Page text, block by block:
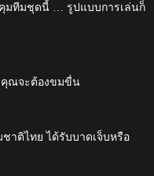
มทีมชุดนี้ … รูปแบบการเล่นก็
ณจะต้องขมขื่น
าติไทย ได้รับบาดเจ็บหรือ